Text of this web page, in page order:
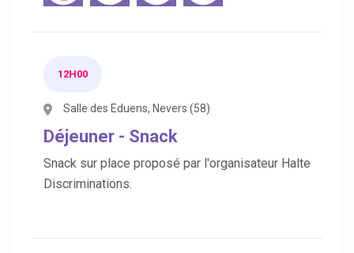
12H00
Salle des Eduens, Nevers (58)
Déjeuner - Snack
Snack sur place proposé par l'organisateur Halte
Discriminations.